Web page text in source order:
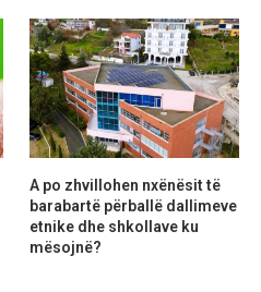
A po zhvillohen nxënësit të
barabartë përballë dallimeve
etnike dhe shkollave ku
mësojnë?